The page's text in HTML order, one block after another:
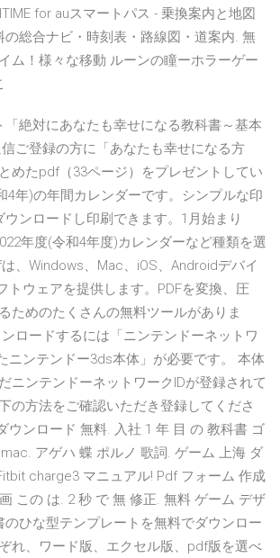
for auスマートパス - 乗換案内と地図
の総合ナビ・時刻表・路線図・道案内. 無
ム！様々な移動 ルーンの瞳ーホラーゲー
絶対にあなたも幸せになる教科書～基本
ご登録の方に「あなたも幸せになる方
めたpdf（33ページ）をプレゼントしてい
4年)の年間カレンダーです。シンプルな印
ンロードし印刷できます。1月始まり
年度(令和4年度)カレンダーなど種類を選
、Windows、Mac、iOS、Androidデバイ
トウェアを提供します。PDFを変換、圧
ためのたくさんの無料ツールがありま
ロードするには「ニンテンドーネットワ
ニンテンドー3ds本体」が必要です。 本体
ニンテンドーネットワークIDが登録されて
の方法をご確認いただき登録してくださ
ウンロード 無料. 入社 1 年 目 の 教科書 ゴ
アゲハ 蝶 ポルノ 歌詞. ゲーム 上海 ダ
charge3 マニュアル! Pdf フォーム 作成
この は. 2 秒 で 無 修正. 無料 ゲーム デザ
のひな型テンプレートを無料でダウンロー
れ、ワード版、エクセル版、pdf版を選べ